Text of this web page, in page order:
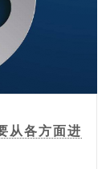
从各方面进